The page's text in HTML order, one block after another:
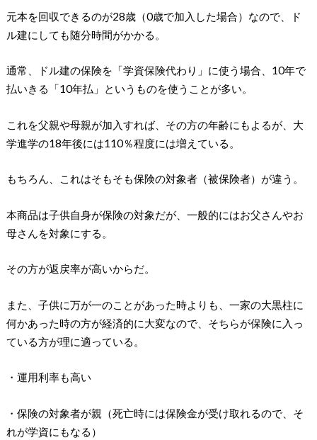
元本を回収できるのが28歳（0歳で加入した場合）なので、ド
ル建にしても随分時間がかかる。
通常、ドル建の保険を「学資保険代わり」に使う場合、10年で
払いきる「10年払」というものを使うことが多い。
これを父親や母親が加入すれば、その方の年齢にもよるが、大
学進学の18年後には110％程度には増えている。
もちろん、これはそもそも保険の対象者（被保険者）が違う。
本商品は子供自身が保険の対象だが、一般的にはお父さんやお
母さんを対象にする。
その方が返戻率が高いからだ。
また、子供に万が一のことがあった時よりも、一家の大黒柱に
何かあった時の方が経済的に大変なので、そちらが保険に入っ
ている方が理に適っている。
・運用利率も高い
・保険の対象者が親（死亡時には保険金が受け取れるので、そ
れが学資にもなる）